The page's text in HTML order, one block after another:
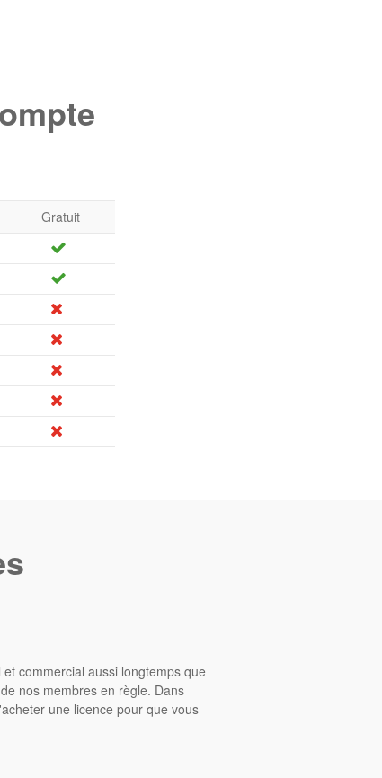
Gratuit
commercial aussi longtemps que
nos membres en règle. Dans
une licence pour que vous